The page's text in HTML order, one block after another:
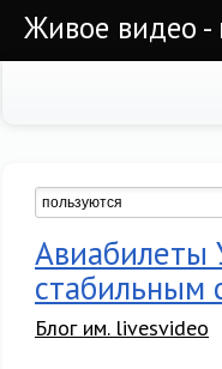
Живое видео -
Авиабилеты
стабильным
Блог им. livesvideo